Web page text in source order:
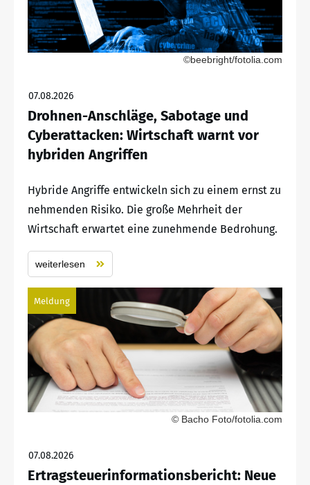
©beebright/fotolia.com
07.08.2026
Drohnen-Anschläge, Sabotage und
Cyberattacken: Wirtschaft warnt vor
hybriden Angriffen
Hybride Angriffe entwickeln sich zu einem ernst zu
nehmenden Risiko. Die große Mehrheit der
Wirtschaft erwartet eine zunehmende Bedrohung.
weiterlesen
Meldung
© Bacho Foto/fotolia.com
07.08.2026
Ertragsteuerinformationsbericht: Neue